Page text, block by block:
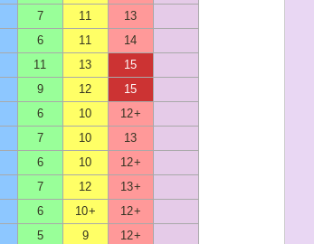
7 11
13
6 11
14
11 13
15
9 12
15
6 10
12+
7 10
13
6 10
12+
7 12
13+
6 10+
12+
5 9
12+